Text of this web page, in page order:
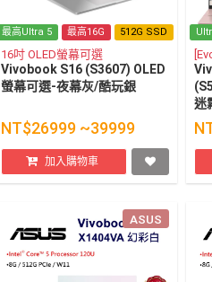
最高Ultra 5 最高16G 512G SSD
16吋 OLED螢幕可選
Vivobook S16 (S3607) OLED
螢幕可選-夜幕灰/酷玩銀
NT$26999 ~39999
加入購物車
迷
ASUS